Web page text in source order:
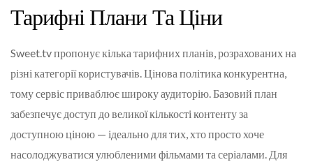
Тарифні Плани Та Ціни
Sweet.tv пропонує кілька тарифних планів, розрахованих на
різні категорії користувачів. Цінова політика конкурентна,
тому сервіс приваблює широку аудиторію. Базовий план
забезпечує доступ до великої кількості контенту за
доступною ціною — ідеально для тих, хто просто хоче
насолоджуватися улюбленими фільмами та серіалами. Для